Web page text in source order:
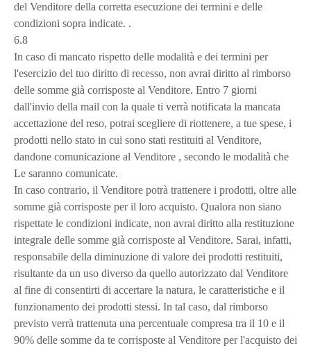
del Venditore della corretta esecuzione dei termini e delle
condizioni sopra indicate. .
6.8
In caso di mancato rispetto delle modalità e dei termini per
l'esercizio del tuo diritto di recesso, non avrai diritto al rimborso
delle somme già corrisposte al Venditore. Entro 7 giorni
dall'invio della mail con la quale ti verrà notificata la mancata
accettazione del reso, potrai scegliere di riottenere, a tue spese, i
prodotti nello stato in cui sono stati restituiti al Venditore,
dandone comunicazione al Venditore , secondo le modalità che
Le saranno comunicate.
In caso contrario, il Venditore potrà trattenere i prodotti, oltre alle
somme già corrisposte per il loro acquisto. Qualora non siano
rispettate le condizioni indicate, non avrai diritto alla restituzione
integrale delle somme già corrisposte al Venditore. Sarai, infatti,
responsabile della diminuzione di valore dei prodotti restituiti,
risultante da un uso diverso da quello autorizzato dal Venditore
al fine di consentirti di accertare la natura, le caratteristiche e il
funzionamento dei prodotti stessi. In tal caso, dal rimborso
previsto verrà trattenuta una percentuale compresa tra il 10 e il
90% delle somme da te corrisposte al Venditore per l'acquisto dei